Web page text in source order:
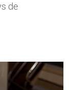
de